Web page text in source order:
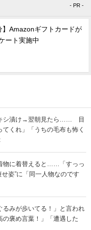
- PR -
】Amazonギフトカードが
ート実施中
シ漬け→翌朝見たら…… 目
くれ」「うちの毛布も怖く
物に着替えると……「すっっ
姿”に「同一人物なのです
るみが歩いてる！」と言われ
褒め言葉！」「遭遇した